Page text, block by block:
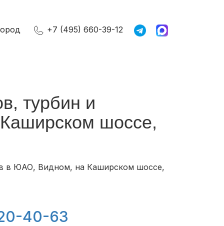
+7 (495) 660-39-12
турбин и
шоссе,
в ЮАО, Видном, на Каширском шоссе,
40-63